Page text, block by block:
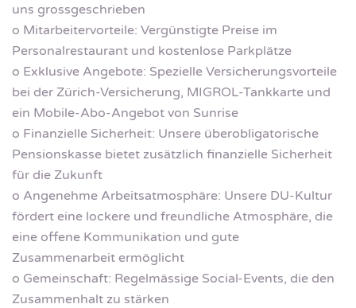
uns grossgeschrieben
o Mitarbeitervorteile: Vergünstigte Preise im
Personalrestaurant und kostenlose Parkplätze
o Exklusive Angebote: Spezielle Versicherungsvorteile
bei der Zürich-Versicherung, MIGROL-Tankkarte und
ein Mobile-Abo-Angebot von Sunrise
o Finanzielle Sicherheit: Unsere überobligatorische
Pensionskasse bietet zusätzlich finanzielle Sicherheit
für die Zukunft
o Angenehme Arbeitsatmosphäre: Unsere DU-Kultur
fördert eine lockere und freundliche Atmosphäre, die
eine offene Kommunikation und gute
Zusammenarbeit ermöglicht
o Gemeinschaft: Regelmässige Social-Events, die den
Zusammenhalt zu stärken